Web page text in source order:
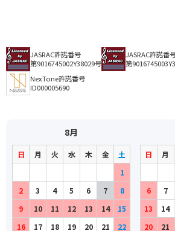
JASRAC許諾番号
第9016745002Y38029号
JASRAC許諾番
第
NexTone許諾番号
ID000005690
8月
日 月 火 水 木 金
土
1
2
3 4 5 6 7
8
9
10 11 12 13 14
15
16
17 18 19 20 21 22
日 月
6
7
13
14
20
21